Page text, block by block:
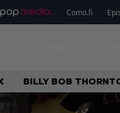
Como.fi
BILLY BOB